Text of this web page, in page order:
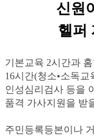
신원
헬퍼
기본교육 2시간과
16시간(청소•소독교
인성심리검사 등을
품격 가사지원을 받
주민등록등본이나